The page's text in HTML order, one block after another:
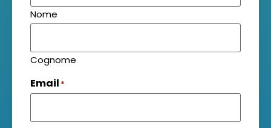
Nome
Cognome
Email *